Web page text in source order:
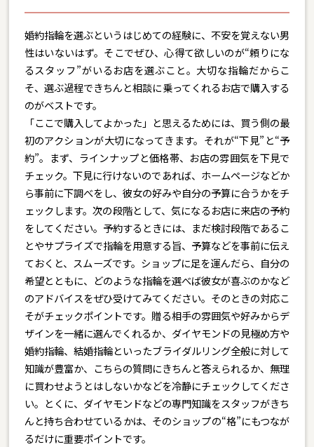
婚約指輪を選ぶというはじめての経験に、不安を覚えない男
性はいないはず。そこでぜひ、心得て欲しいのが“頼りにな
るスタッフ”がいるお店を選ぶこと。大切な指輪だからこ
そ、選ぶ過程できちんと相談に乗ってくれるお店で購入する
のがベストです。
「ここで購入してよかった」と思えるためには、買う側の最
初のアクションが大切になってきます。それが“下見”と“予
約”。まず、ラインナップと価格帯、お店の雰囲気を下見で
チェック。下見に行けないのであれば、ホームページなどか
ら事前に下調べをし、彼女の好みや自分の予算に合うかをチ
ェックします。次の段階として、気になるお店に来店の予約
をしてください。予約するときには、まだ検討段階であるこ
とやサプライズで指輪を用意する旨、予算などを事前に伝え
ておくと、スムーズです。ショップに足を運んだら、自分の
希望とともに、どのような指輪を選べば彼女が喜ぶのかなど
のアドバイスをぜひ受けてみてください。そのときの対応こ
そがチェックポイントです。贈る相手の雰囲気や好みからデ
ザインを一緒に選んでくれるか、ダイヤモンドの見極め方や
婚約指輪、結婚指輪といったブライダルリング全般に対して
知識が豊富か、こちらの質問にきちんと答えられるか、無理
に買わせようとはしないかなどを冷静にチェックしてくださ
い。とくに、ダイヤモンドなどの専門知識をスタッフがきち
んと持ち合わせているかは、そのショップの“格”にもつなが
るだけに重要ポイントです。